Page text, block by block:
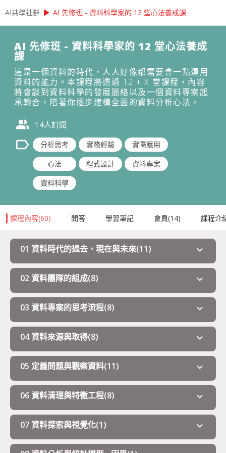
AI共學社群 play_arrow AI 先修班 - 資料科學家的 12 堂心法養成課
AI 先修班 - 資料科學家的 12 堂心法養成
課
這是一個資料的時代，人人好像都需要會一點運用
資料的能力。本課程將透過 12 + X 堂課程，內容
將會談到資料科學的發展脈絡以及一個資料專案起
承轉合，陪著你逐步建構全面的資料分析心法。
people_alt 14人訂閱
label 分析思考 實務經驗
實際應用
心法
程式設計
資料專案
資料科學
課程內容(60) 問答 學習筆記 會員(14) 課程介
01 資料時代的過去、現在與未來(11) expand_more
02 資料團隊的組成(8) expand_more
03 資料專案的思考流程(8) expand_more
04 資料來源與取得(8) expand_more
05 定義問題與觀察資料(11) expand_more
06 資料清理與特徵工程(8) expand_more
07 資料探索與視覺化(1) expand_more